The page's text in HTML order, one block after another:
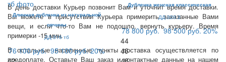
В день доставки Курьер позвонит Вам и уточнит время доставки.
Вы можете в присутствии Курьера примерить заказанные Вами
вещи, и если что-то Вам не подошло, вернуть курьеру. Время
примерки -15 мин.
В остальные населенные пункты доставка осуществляется по
предоплате. Оставьте Ваш заказ и контактные данные на нашем
Длинная дубленка из натуральной
овчины
ДД-316 тб
76 100 руб. 95 100 руб. 20%
Дубленка женская классическая
ДД-320 2
78 800 руб. 98 500 руб. 20%
44
46